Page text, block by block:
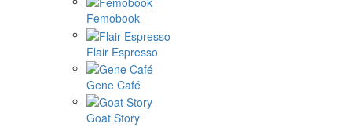
Femobook
Flair Espresso
Gene Café
Goat Story